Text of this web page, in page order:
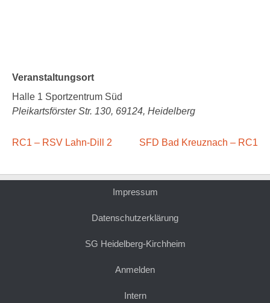
Veranstaltungsort
Halle 1 Sportzentrum Süd
Pleikartsförster Str. 130, 69124, Heidelberg
RC1 – RSV Lahn-Dill 2 SFD Bad Kreuznach – RC1
Impressum
Datenschutzerklärung
SG Heidelberg-Kirchheim
Anmelden
Intern